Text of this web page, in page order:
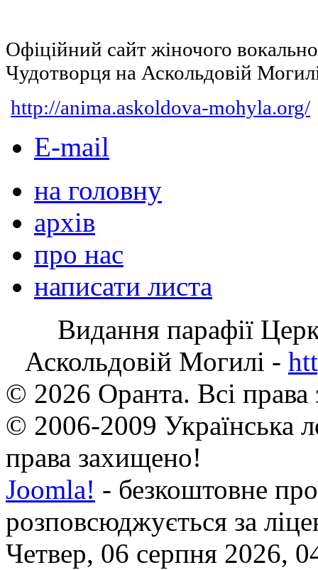
Офіційний сайт жіночого
Чудотворця на Аскольдовій
http://anima.askoldova-mohyla.org/
E-mail
на головну
архів
про нас
написати листа
Видання парафії
Аскольдовій Могилі -
© 2026 Оранта. Всі
© 2006-2009 Українська
права захищено!
Joomla! - безкоштовне
розповсюджується за
Четвер, 06 серпня 2026,